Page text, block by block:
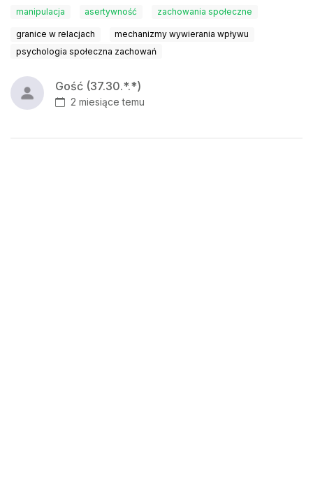
manipulacja asertywność zachowania społeczne
granice w relacjach
mechanizmy wywierania wpływu
psychologia społeczna zachowań
Gość (37.30.*.*)
2 miesiące temu